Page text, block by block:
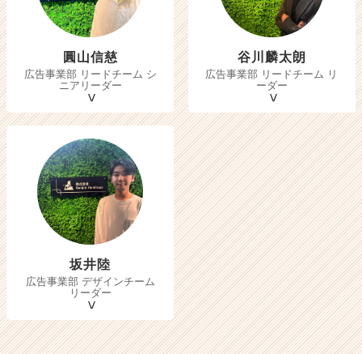
圓山信慈
広告事業部 リードチーム シ
ニアリーダー
谷川麟太朗
広告事業部 リードチーム リ
ーダー
坂井陸
広告事業部 デザインチーム
リーダー